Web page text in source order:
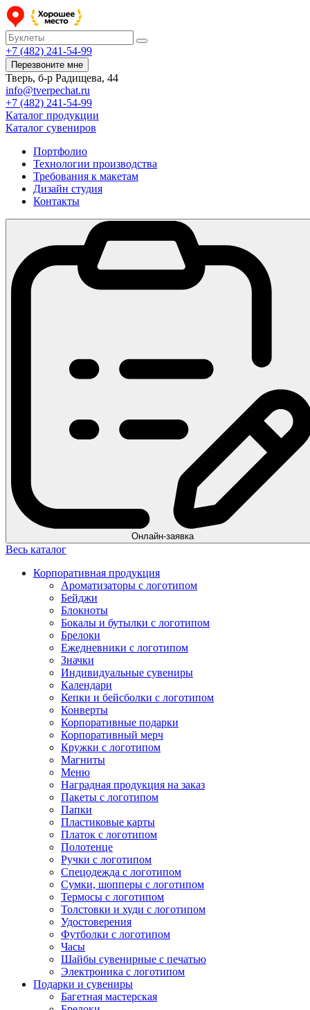
+7 (482) 241-54-99
Перезвоните мне
Тверь, б-р Радищева, 44
info@tverpechat.ru
+7 (482) 241-54-99
Каталог продукции
Каталог сувениров
Портфолио
Технологии производства
Требования к макетам
Дизайн студия
Контакты
Онлайн-заявка
Весь каталог
Корпоративная продукция
Ароматизаторы с логотипом
Бейджи
Блокноты
Бокалы и бутылки с логотипом
Брелоки
Ежедневники с логотипом
Значки
Индивидуальные сувениры
Календари
Кепки и бейсболки с логотипом
Конверты
Корпоративные подарки
Корпоративный мерч
Кружки с логотипом
Магниты
Меню
Наградная продукция на заказ
Пакеты с логотипом
Папки
Пластиковые карты
Платок с логотипом
Полотенце
Ручки с логотипом
Спецодежда с логотипом
Сумки, шопперы с логотипом
Термосы с логотипом
Толстовки и худи с логотипом
Удостоверения
Футболки с логотипом
Часы
Шайбы сувенирные с печатью
Электроника с логотипом
Подарки и сувениры
Багетная мастерская